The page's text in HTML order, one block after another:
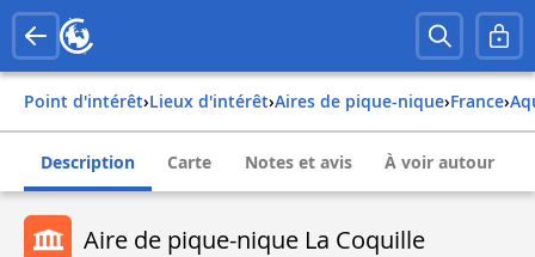
Point d'intérêt› Lieux d'intérêt› Aires de pique-nique› france›
Description Carte Notes et avis À voir autour
Aire de pique-nique La Coquille